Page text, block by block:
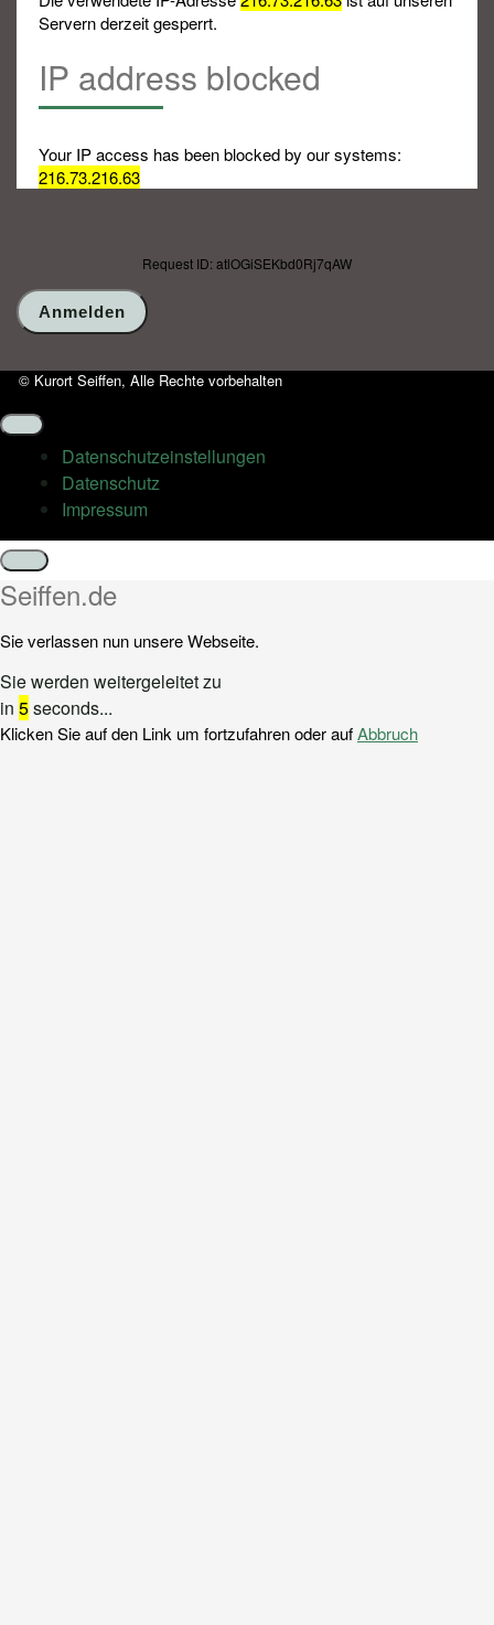
Servern derzeit gesperrt.
IP address blocked
Your IP access has been blocked by our systems:
216.73.216.63
Request ID: atlOGiSEKbd0Rj7qAW
© Kurort Seiffen, Alle Rechte vorbehalten
Datenschutz­einstellungen
Datenschutz
Impressum
Schließen
Seiffen.de
Sie verlassen nun unsere Webseite.
Sie werden weitergeleitet zu
in 5seconds...
Klicken Sie auf den Link um fortzufahren oder aufAbbruch